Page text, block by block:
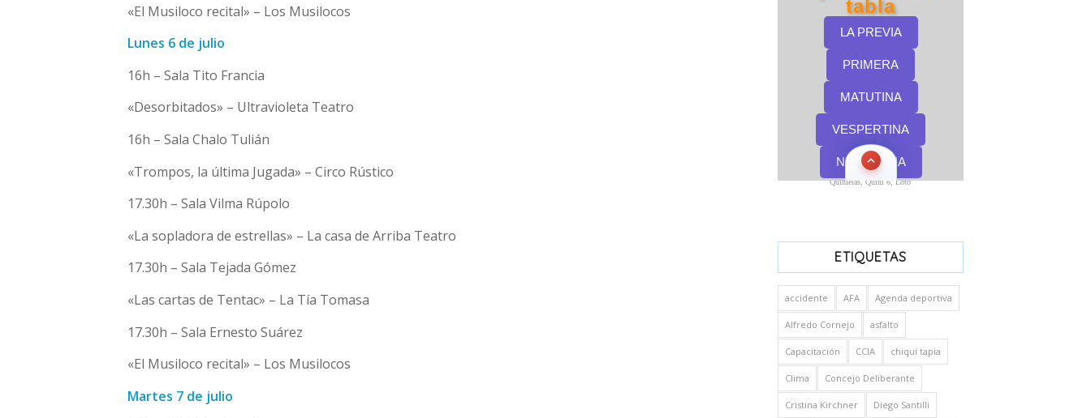
«El Musiloco recital» – Los Musilocos
Lunes 6 de julio
16h – Sala Tito Francia
«Desorbitados» – Ultravioleta Teatro
16h – Sala Chalo Tulián
«Trompos, la última Jugada» – Circo Rústico
17.30h – Sala Vilma Rúpolo
«La sopladora de estrellas» – La casa de Arriba Teatro
17.30h – Sala Tejada Gómez
«Las cartas de Tentac» – La Tía Tomasa
17.30h – Sala Ernesto Suárez
«El Musiloco recital» – Los Musilocos
Martes 7 de julio
Quinielas, Quini 6, Loto
ETIQUETAS
accidente AFA Agenda deportiva
Alfredo Cornejo asfalto
Capacitación CCIA chiqui tapia
Clima Concejo Deliberante
Cristina Kirchner Diego Santilli